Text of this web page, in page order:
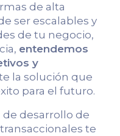
de alta
ser escalables y
de tu negocio,
entendemos
y
la solución que
para el futuro.
de desarrollo de
te